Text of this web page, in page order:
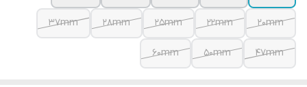
20mm
22mm
25mm
28mm
37mm
47mm
50mm
60mm